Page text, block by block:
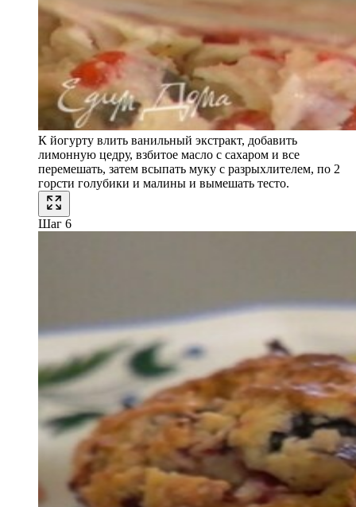
К йогурту влить ванильный экстракт, добавить
лимонную цедру, взбитое масло с сахаром и все
перемешать, затем всыпать муку с разрыхлителем, по 2
горсти голубики и малины и вымешать тесто.
Шаг 6